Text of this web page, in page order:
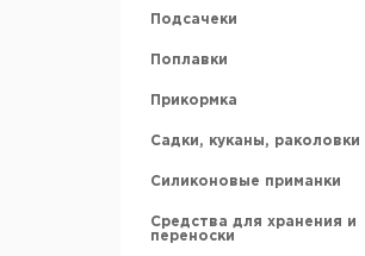
Подсачеки
Поплавки
Прикормка
Садки, куканы, раколовки
Силиконовые приманки
Средства для хранения и
переноски